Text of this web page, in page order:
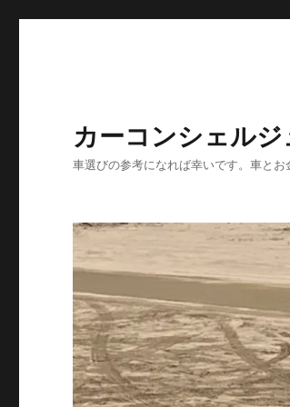
カーコンシェル
車選びの参考になれば幸いです。車とお